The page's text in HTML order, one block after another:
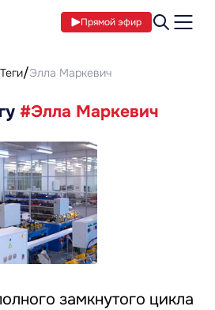
Прямой эфир
Теги Элла Маркевич
#Элла Маркевич
замкнутого цикла